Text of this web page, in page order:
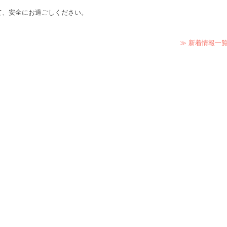
安全にお過ごしください。
≫ 新着情報一